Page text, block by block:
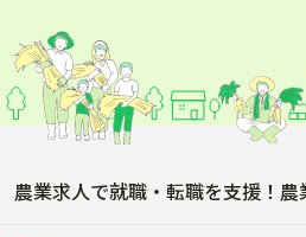
農業求人で就職・転職を支援！